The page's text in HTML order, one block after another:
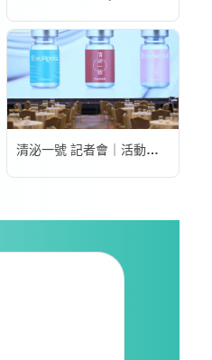
清泌一號 記者會｜活動錄影